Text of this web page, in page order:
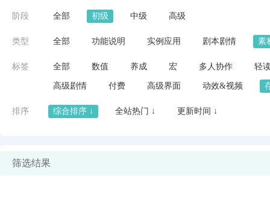
阶段 全部 初级 中级 高级
类型 全部 功能说明 实例应用 剧本剧情 素
标签 全部 数值 养成 宏 多人协作 轻
高级剧情 付费 高级界面 动效&视频
排序 综合排序 ↓ 全站热门 ↓ 更新时间 ↓
筛选结果